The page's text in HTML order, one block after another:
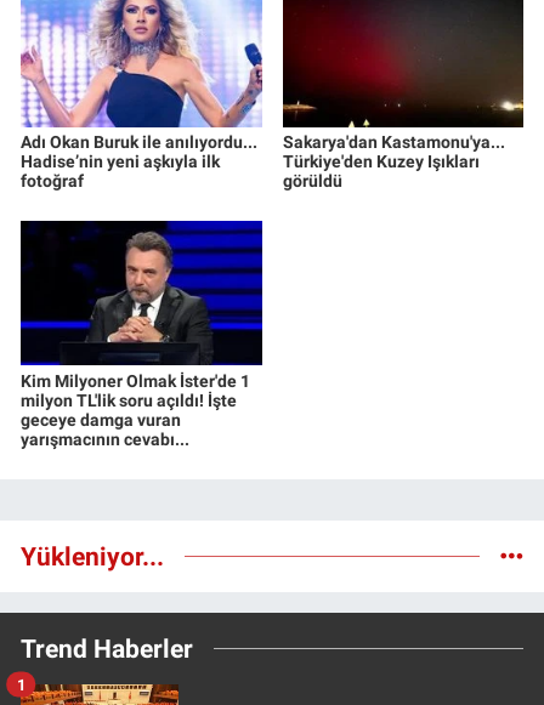
Adı Okan Buruk ile anılıyordu...
Hadise’nin yeni aşkıyla ilk
fotoğraf
Sakarya'dan Kastamonu'ya...
Türkiye'den Kuzey Işıkları
görüldü
Kim Milyoner Olmak İster'de 1
milyon TL'lik soru açıldı! İşte
geceye damga vuran
yarışmacının cevabı...
Yükleniyor...
Trend Haberler
1